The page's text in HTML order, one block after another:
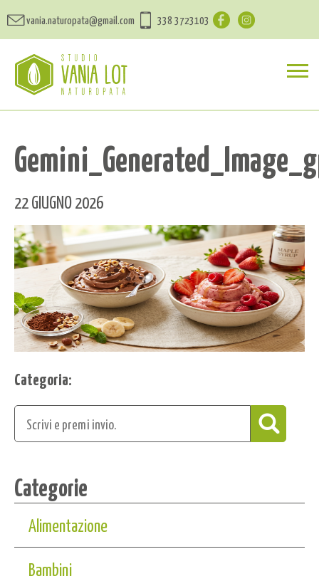
vania.naturopata@gmail.com 338 3723103
22 GIUGNO 2026
Categoria:
Categorie
Alimentazione
Bambini